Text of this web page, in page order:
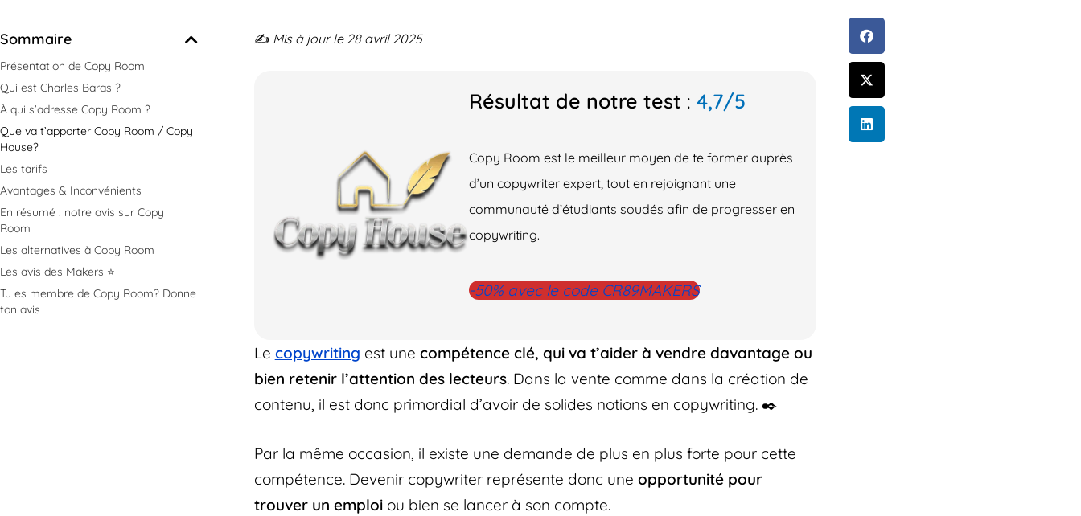
Sommaire
Présentation de Copy Room
Qui est Charles Baras ?
À qui s’adresse Copy Room ?
Que va t’apporter Copy Room / Copy
House?
Les tarifs
Avantages & Inconvénients
En résumé : notre avis sur Copy
Room
Les alternatives à Copy Room
Les avis des Makers ⭐️
Tu es membre de Copy Room? Donne
ton avis
✍️ Mis à jour le 28 avril 2025
Résultat de notre test :4,7/5
Copy Room est le meilleur moyen de te former auprès
d’un copywriter expert, tout en rejoignant une
communauté d’étudiants soudés afin de progresser en
copywriting.
-50% avec le code CR89MAKERS
Le copywriting est une compétence clé, qui va t’aider à vendre davantage ou
bien retenir l’attention des lecteurs. Dans la vente comme dans la création de
contenu, il est donc primordial d’avoir de solides notions en copywriting. ✒️
Par la même occasion, il existe une demande de plus en plus forte pour cette
compétence. Devenir copywriter représente donc une opportunité pour
trouver un emploi ou bien se lancer à son compte.